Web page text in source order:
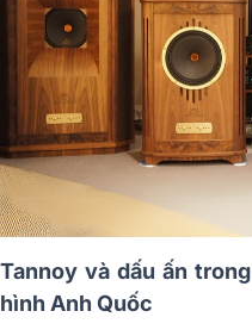
Tannoy và dấu ấn
hình Anh Quốc